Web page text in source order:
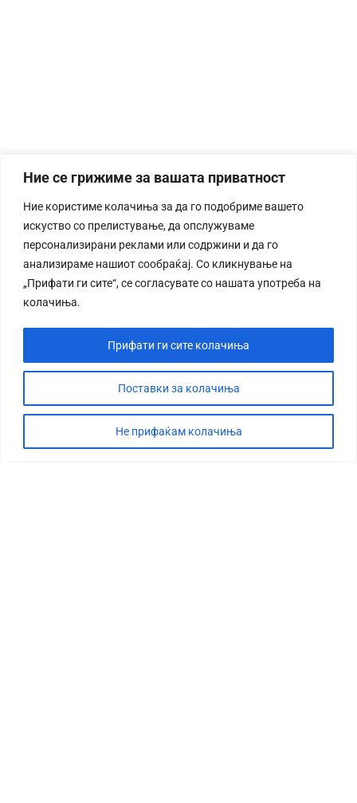
Ние се грижиме за вашата приватност
Ние користиме колачиња за да го подобриме вашето
искуство со прелистување, да опслужуваме
персонализирани реклами или содржини и да го
анализираме нашиот сообраќај. Со кликнување на
„Прифати ги сите“, се согласувате со нашата употреба на
колачиња.
Поставки за колачиња
Не прифаќам колачиња
Прифати ги сите колачиња